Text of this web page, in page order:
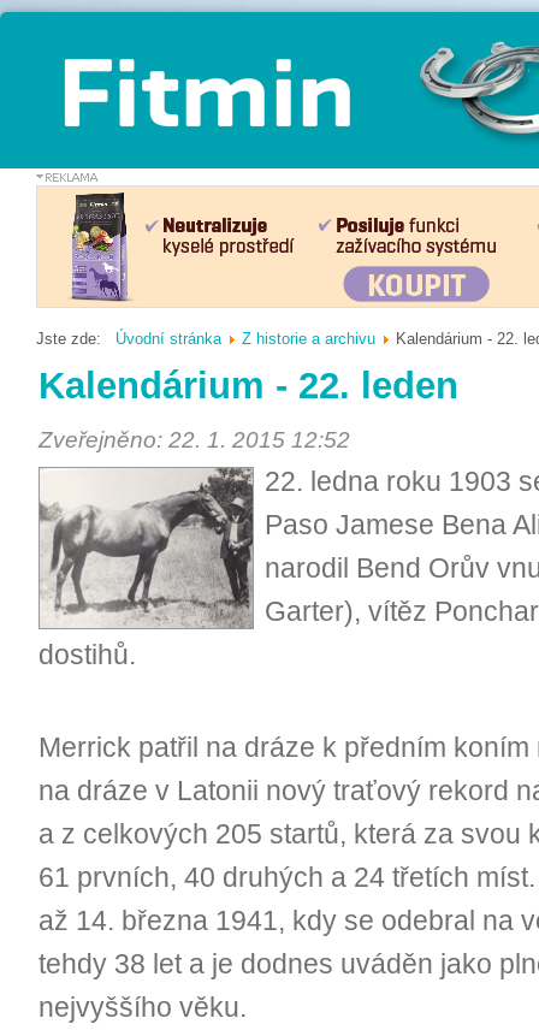
Jste zde: Úvodní stránka Z historie a archivu Kalendárium - 22.
Kalendárium - 22. leden
Zveřejněno: 22. 1. 2015 12:52
22. ledna roku 1903
Paso Jamese Bena
narodil Bend Orův
Garter), vítěz
dostihů.
Merrick patřil na dráze k předním
na dráze v Latonii nový traťový rekord
a z celkových 205 startů, která za svou
61 prvních, 40 druhých a 24 třetích
až 14. března 1941, kdy se odebral na
tehdy 38 let a je dodnes uváděn jako
nejvyššího věku.